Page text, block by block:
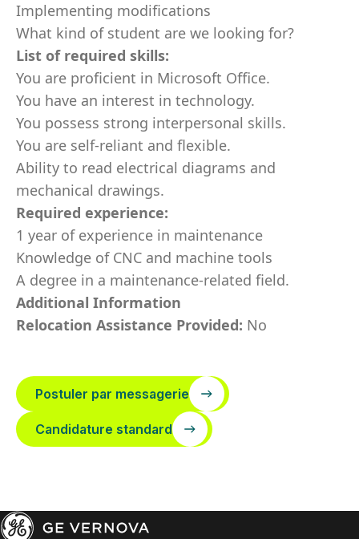
Implementing modifications
What kind of student are we looking for?
List of required skills:
You are proficient in Microsoft Office.
You have an interest in technology.
You possess strong interpersonal skills.
You are self-reliant and flexible.
Ability to read electrical diagrams and
mechanical drawings.
Required experience:
1 year of experience in maintenance
Knowledge of CNC and machine tools
A degree in a maintenance-related field.
Additional Information
Relocation Assistance Provided: No
Postuler par messagerie
Candidature standard